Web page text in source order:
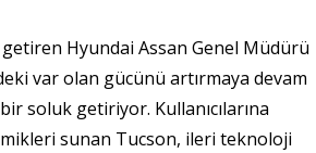
Hyundai Assan Genel Müdürü
var olan gücünü artırmaya devam
soluk getiriyor. Kullanıcılarına
sunan Tucson, ileri teknoloji